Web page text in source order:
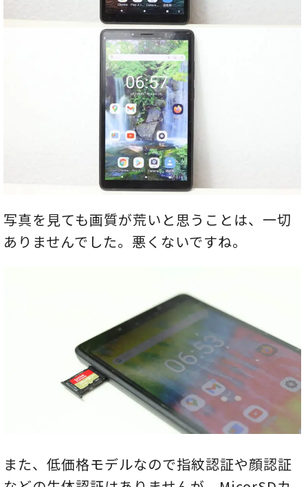
写真を見ても画質が荒いと思うことは、一切
ありませんでした。悪くないですね。
また、低価格モデルなので指紋認証や顔認証